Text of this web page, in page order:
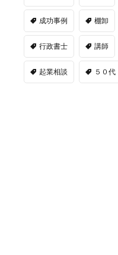
成功事例 棚卸
行政書士 講師
起業相談 ５０代